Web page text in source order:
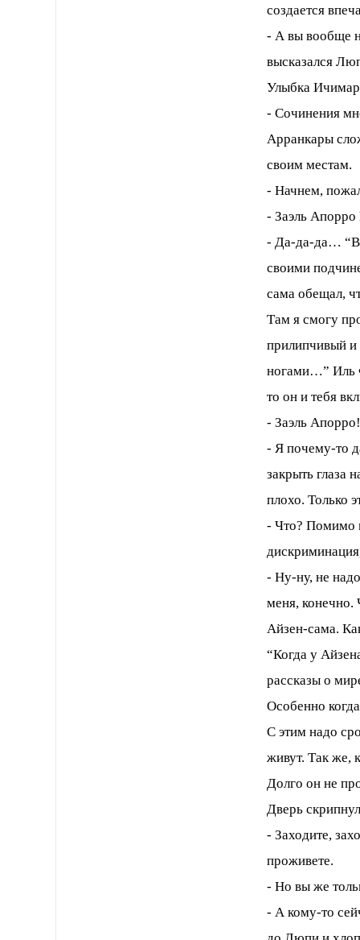
создается
- А вы вообще
высказался
Улыбка
- Сочинения
Арранкары
своим местам.
- Начнем,
- Заэль
- Да-да-да… “В
своими
сама обещал,
Там я смогу
прилипчивый и
ногами…” Иль
то он и тебя
- Заэль
- Я почему-то
закрыть глаза
плохо. Только
- Что? Помимо
- Ну-ну, не
меня, конечно.
Айзен-сама.
“Когда у
рассказы о
Особенно
С этим надо
живут. Так же,
Долго он не
Дверь
- Заходите,
проживете.
- Но вы же
- А кому-то